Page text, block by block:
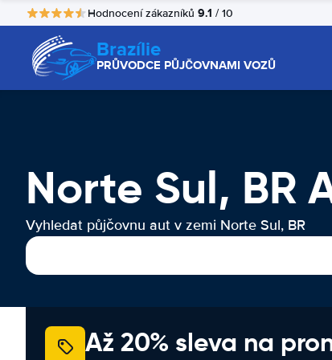
Hodnocení zákazníků 9.1 / 10
Brazílie
PRŮVODCE PŮJČOVNAMI VOZŮ
Norte Sul, BR
Vyhledat půjčovnu aut v zemi Norte Sul, BR
Až 20% sleva na